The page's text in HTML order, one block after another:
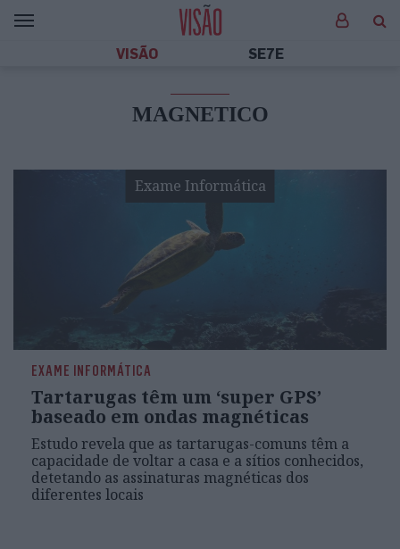
VISÃO SE7E
MAGNETICO
Exame Informática
EXAME INFORMÁTICA
Tartarugas têm um ‘super GPS’
baseado em ondas magnéticas
Estudo revela que as tartarugas-comuns têm a
capacidade de voltar a casa e a sítios conhecidos,
detetando as assinaturas magnéticas dos
diferentes locais